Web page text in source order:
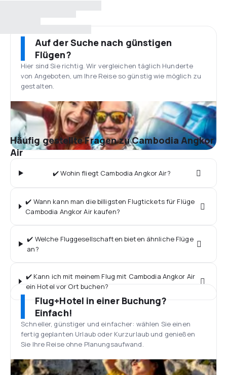
Auf der Suche nach günstigen
Flügen?
Hier sind Sie richtig. Wir vergleichen täglich Hunderte
von Angeboten, um Ihre Reise so günstig wie möglich zu
gestalten.
Häufig gestellte Fragen zu Cambodia Angkor
Air
✔️ Wohin fliegt Cambodia Angkor Air?
✔️ Wann kann man die billigsten Flugtickets für Flüge
Cambodia Angkor Air kaufen?
✔️ Welche Fluggesellschaften bieten ähnliche Flüge
an?
✔️ Kann ich mit meinem Flug mit Cambodia Angkor Air
ein Hotel vor Ort buchen?
Flug+Hotel in einer Buchung?
Einfach!
Schneller, günstiger und einfacher: wählen Sie einen
fertig geplanten Urlaub oder Kurzurlaub und genießen
Sie Ihre Reise ohne Planungsaufwand.